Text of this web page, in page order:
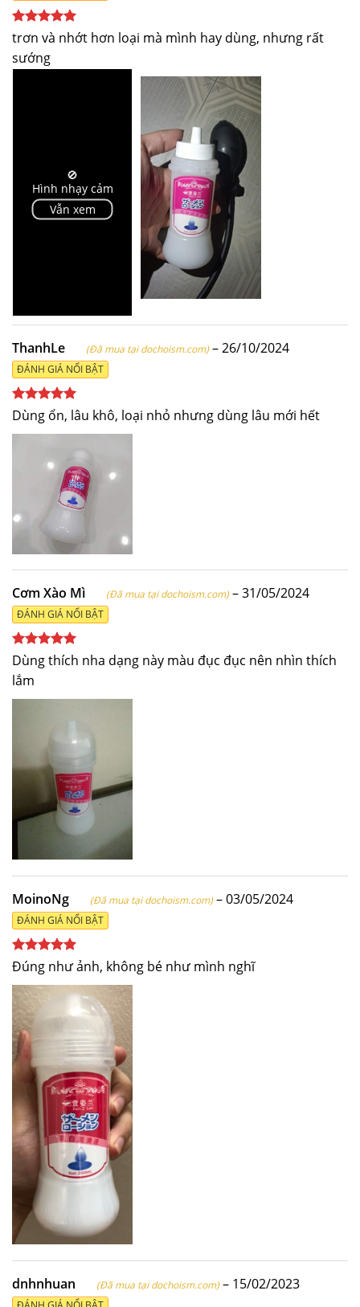
Được xếp
sao
trơn và nhớt hơn loại mà mình hay dùng, nhưng rất
sướng
🚫
Hình nhạy cảm
Vẫn xem
ThanhLe (Đã mua tại dochoism.com) –26/10/2024
ĐÁNH GIÁ NỔI BẬT
Được xếp
hạng5
sao
Dùng ổn, lâu khô, loại nhỏ nhưng dùng lâu mới hết
Cơm Xào Mì (Đã mua tại dochoism.com) –31/05/2024
ĐÁNH GIÁ NỔI BẬT
Được xếp
hạng5
sao
Dùng thích nha dạng này màu đục đục nên nhìn thích
lắm
MoinoNg (Đã mua tại dochoism.com) –03/05/2024
ĐÁNH GIÁ NỔI BẬT
Được xếp
hạng5
sao
Đúng như ảnh, không bé như mình nghĩ
dnhnhuan (Đã mua tại dochoism.com) – 15/02/2023